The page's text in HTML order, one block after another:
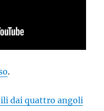
.
dai quattro angoli